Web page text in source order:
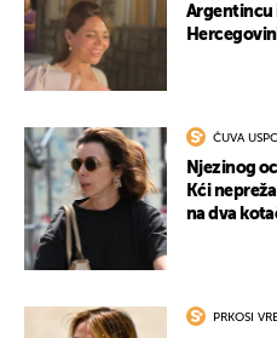
Argentincu
ČUVA
Njezinog
Kći
na dva
PRKOSI
UKLJUČITE